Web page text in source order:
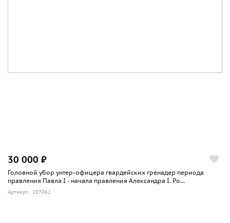
30 000 ₽
Головной убор унтер-офицера гвардейских гренадер периода
правления Павла I - начала правления Александра I. Ро...
Артикул: 107062